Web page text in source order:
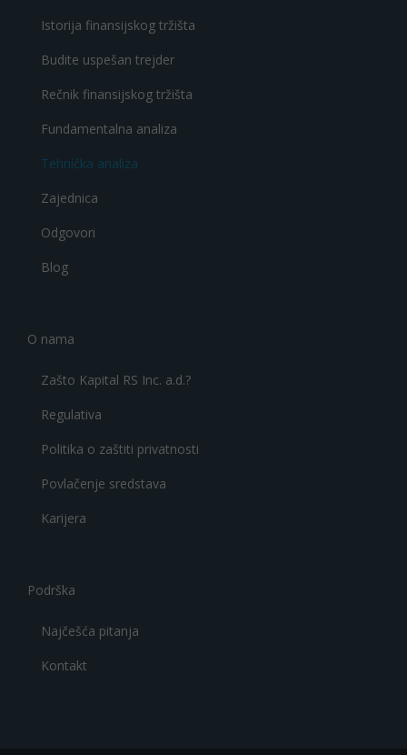
Istorija finansijskog tržišta
Budite uspešan trejder
Rečnik finansijskog tržišta
Fundamentalna analiza
Tehnička analiza
Zajednica
Odgovori
Blog
O nama
Zašto Kapital RS Inc. a.d.?
Regulativa
Politika o zaštiti privatnosti
Povlačenje sredstava
Karijera
Podrška
Najčešća pitanja
Kontakt